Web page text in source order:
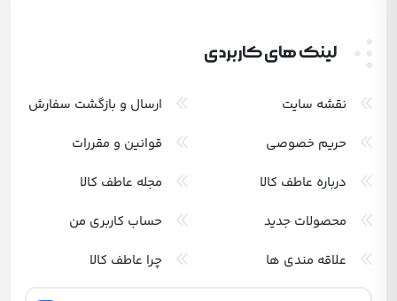
لینک های کاربردی
نقشه سایت
ارسال و بازگشت سفارش
حریم خصوصی
قوانین و مقررات
درباره عاطف کالا
مجله عاطف کالا
محصولات جدید
حساب کاربری من
علاقه مندی ها
چرا عاطف کالا